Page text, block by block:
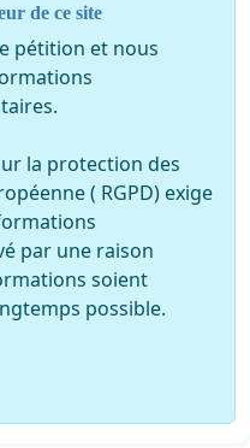
exprimées lors de la
à l'élection du chef
de l'appui s'il veut
et son
de l'histoire, seule
pour avoir présidé à un
nation et de notre
19 mai
de ce site
pétition et nous
la protection des
( RGPD) exige
par une raison
soient
possible.